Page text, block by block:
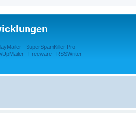
- SuperSpamKiller Pro -
- Freeware - RSSWriter -